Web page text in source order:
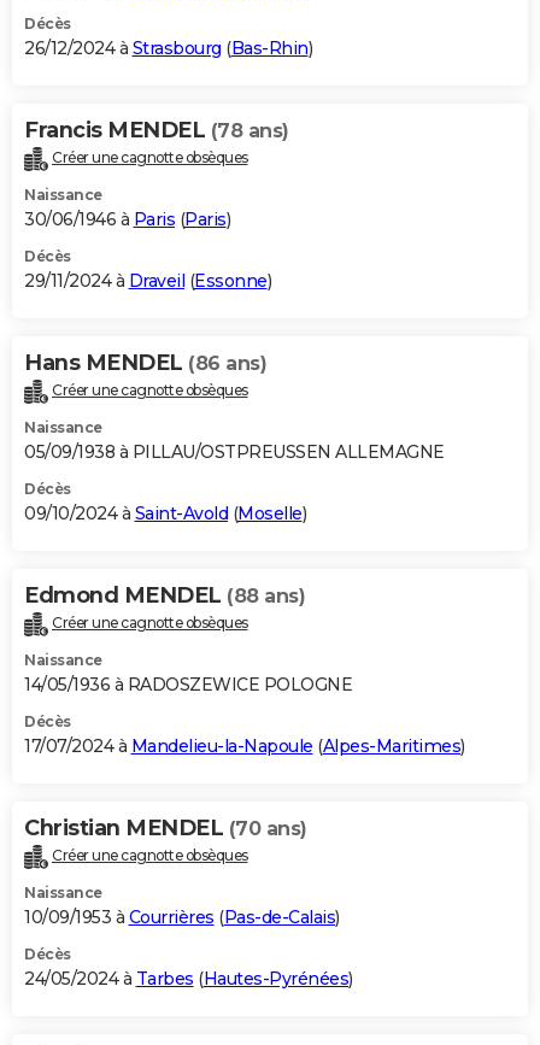
Décès
26/12/2024 à Strasbourg (Bas-Rhin)
Francis MENDEL (78 ans)
Créer une cagnotte obsèques
Naissance
30/06/1946 à Paris (Paris)
Décès
29/11/2024 à Draveil (Essonne)
Hans MENDEL (86 ans)
Créer une cagnotte obsèques
Naissance
05/09/1938 à PILLAU/OSTPREUSSEN ALLEMAGNE
Décès
09/10/2024 à Saint-Avold (Moselle)
Edmond MENDEL (88 ans)
Créer une cagnotte obsèques
Naissance
14/05/1936 à RADOSZEWICE POLOGNE
Décès
17/07/2024 à Mandelieu-la-Napoule (Alpes-Maritimes)
Christian MENDEL (70 ans)
Créer une cagnotte obsèques
Naissance
10/09/1953 à Courrières (Pas-de-Calais)
Décès
24/05/2024 à Tarbes (Hautes-Pyrénées)